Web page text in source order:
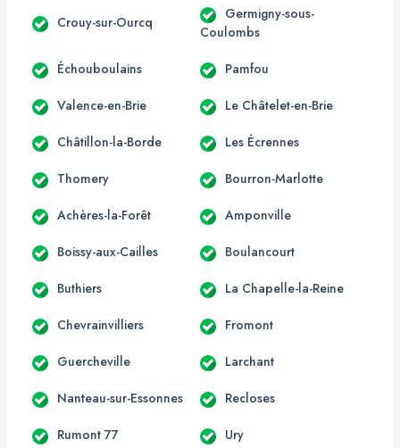
Crouy-sur-Ourcq
Germigny-sous-
Coulombs
Échouboulains Pamfou
Valence-en-Brie Le Châtelet-en-Brie
Châtillon-la-Borde Les Écrennes
Thomery Bourron-Marlotte
Achères-la-Forêt Amponville
Boissy-aux-Cailles Boulancourt
Buthiers La Chapelle-la-Reine
Chevrainvilliers Fromont
Guercheville Larchant
Nanteau-sur-Essonnes Recloses
Rumont 77 Ury